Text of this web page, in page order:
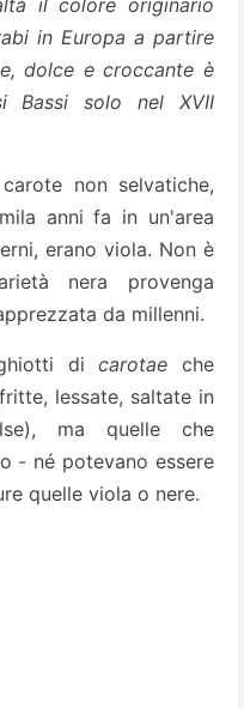
il colore originario
in Europa a partire
dolce e croccante è
Bassi solo nel XVII
non selvatiche,
anni fa in un'area
erano viola. Non è
nera provenga
da millenni.
ghiotti dicarotae che
lessate, saltate in
ma quelle che
- né potevano essere
quelle viola o nere.